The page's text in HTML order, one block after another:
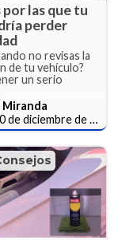
por las que tu
perder
no revisas la
de tu vehículo?
un serio
Viernes, 30 de diciembre de 2022